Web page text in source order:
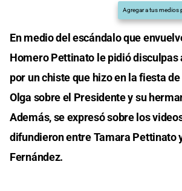
Agregar a tus medios
En medio del escándalo que
Homero Pettinato le pidió disculpas
por un chiste que hizo en la fiesta
Olga sobre el Presidente y su
Además, se expresó sobre los
difundieron entre Tamara Pettinato
Fernández.